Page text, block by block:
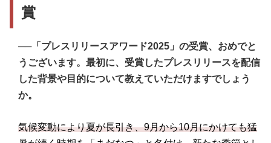
賞
──「プレスリリースアワード2025」の受賞、おめでと
うございます。最初に、受賞したプレスリリースを配信
した背景や目的について教えていただけますでしょう
か。
気候変動により夏が長引き、9月から10月にかけても猛